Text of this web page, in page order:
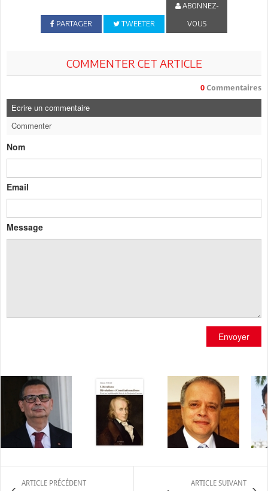
PARTAGER TWEETER
ABONNEZ-
VOUS
COMMENTER CET ARTICLE
0 Commentaires
Ecrire un commentaire
Commenter
Nom
Email
Message
Envoyer
ARTICLE PRÉCÉDENT ARTICLE SUIVANT